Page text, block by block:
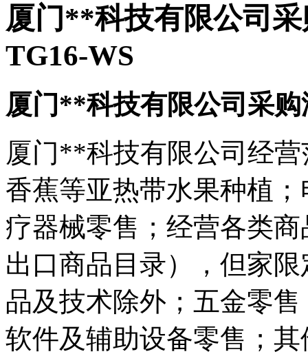
厦门**科技有限公司
TG16-WS
厦门**科技有限公司采
厦门**科技有限公司经
香蕉等亚热带水果种植
疗器械零售；经营各类
出口商品目录），但家
品及技术除外；五金零
软件及辅助设备零售；